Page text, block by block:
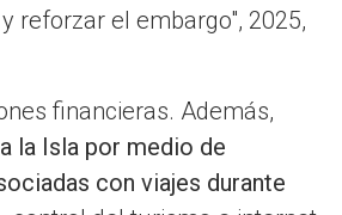
reforzar el embargo", 2025,
financieras. Además,
la Isla por medio de
con viajes durante